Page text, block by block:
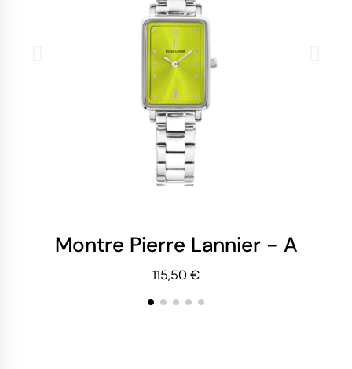
Montre Pierre Lannier -
115,50 €